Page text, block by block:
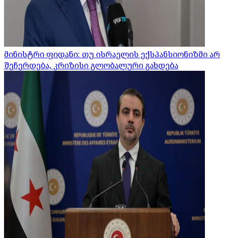
მინისტრი ფიდანი: თუ ისრაელის ექსპანსიონიზმი არ
შეჩერდება, კრიზისი გლობალური გახდება